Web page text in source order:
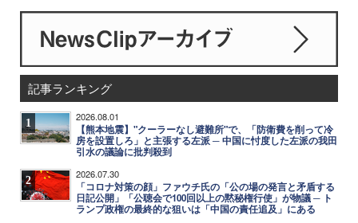
記事ランキング
1 2026.08.01
【熊本地震】"クーラーなし避難所"で、「防衛費を削って冷
房を設置しろ」と主張する左派 ─ 中国に忖度した左派の我田
引水の議論に批判殺到
2 2026.07.30
「コロナ対策の顔」ファウチ氏の「公の場の発言と矛盾する
日記公開」「公聴会で100回以上の黙秘権行使」が物議 ─ ト
ランプ政権の最終的な狙いは「中国の責任追及」にある